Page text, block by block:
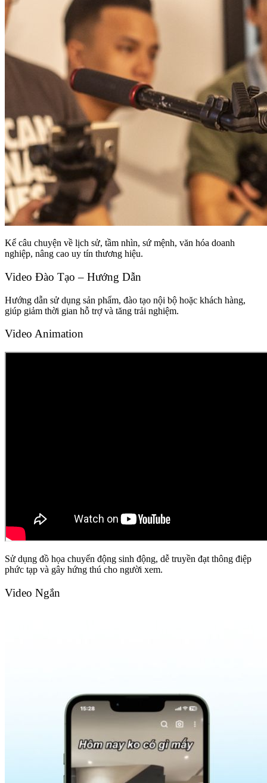
Kể câu chuyện về lịch sử, tầm nhìn, sứ mệnh, văn hóa doanh
nghiệp, nâng cao uy tín thương hiệu.
Video Đào Tạo – Hướng Dẫn
Hướng dẫn sử dụng sản phẩm, đào tạo nội bộ hoặc khách hàng,
giúp giảm thời gian hỗ trợ và tăng trải nghiệm.
Video Animation
Sử dụng đồ họa chuyển động sinh động, dễ truyền đạt thông điệp
phức tạp và gây hứng thú cho người xem.
Video Ngắn